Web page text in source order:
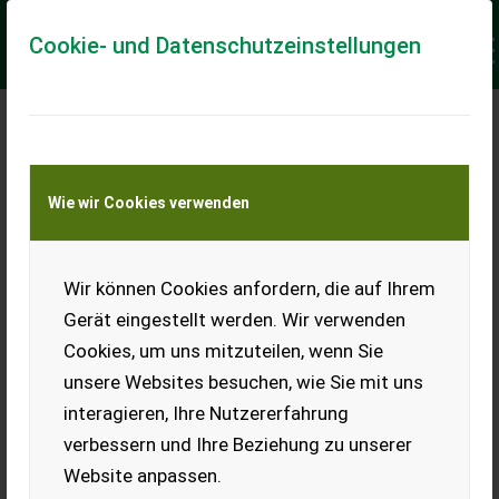
Cookie- und Datenschutzeinstellungen
Wie wir Cookies verwenden
Wir können Cookies anfordern, die auf Ihrem
Gerät eingestellt werden. Wir verwenden
Cookies, um uns mitzuteilen, wenn Sie
unsere Websites besuchen, wie Sie mit uns
interagieren, Ihre Nutzererfahrung
verbessern und Ihre Beziehung zu unserer
Website anpassen.
Keine Anfrage Möglich!
Jetzt Finanzierungsangebot
anfordern
unverbindlich & kostenlos!
Finanzierungsbetrag*